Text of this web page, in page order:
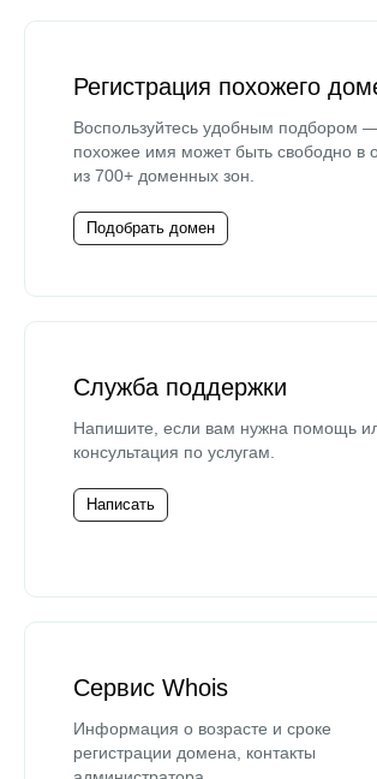
Регистрация похожего
Воспользуйтесь удобным подбором
похожее имя может быть свободно в
из 700+ доменных зон.
Подобрать домен
Служба поддержки
Напишите, если вам нужна помощь
консультация по услугам.
Написать
Сервис Whois
Информация о возрасте и сроке
регистрации домена, контакты